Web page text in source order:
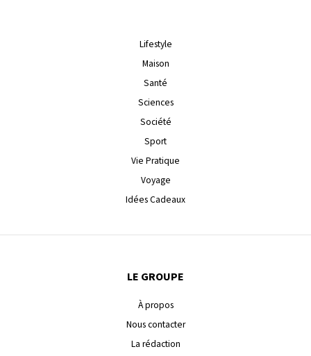
Lifestyle
Maison
Santé
Sciences
Société
Sport
Vie Pratique
Voyage
Idées Cadeaux
LE GROUPE
À propos
Nous contacter
La rédaction